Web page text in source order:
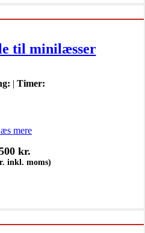
til minilæsser
| Timer:
mere
kr.
inkl. moms)